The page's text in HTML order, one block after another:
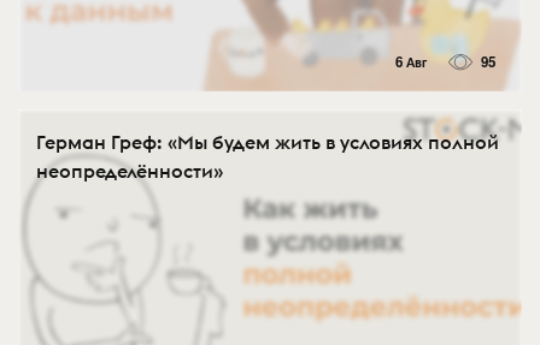
6 Авг 95
Герман Греф: «Мы будем жить в условиях полной
неопределённости»